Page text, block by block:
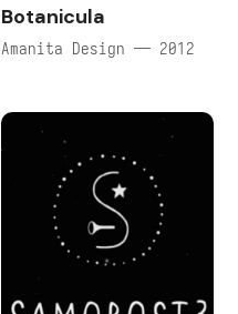
Botanicula
Amanita Design — 2012